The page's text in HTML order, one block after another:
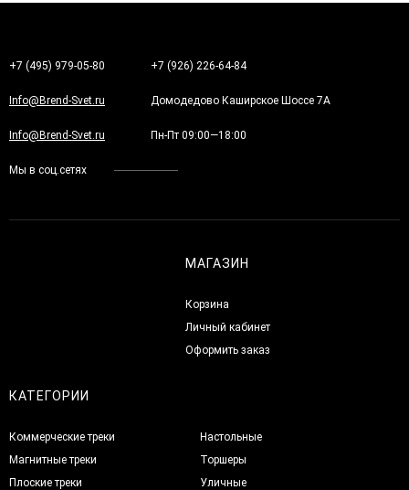
+7 (495) 979-05-80 +7 (926) 226-64-84
Info@Brend-Svet.ru Домодедово Каширское Шоссе 7А
Info@Brend-Svet.ru Пн-Пт 09:00—18:00
Мы в соц.сетях
МАГАЗИН
Корзина
Личный кабинет
Оформить заказ
КАТЕГОРИИ
Коммерческие треки
Магнитные треки
Плоские треки
Настольные
Торшеры
Уличные